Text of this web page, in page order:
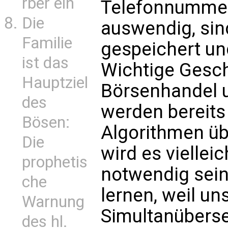
Die
Familie
ist das
Hauptziel
des
Bösen:
Die
prophetis
che
Warnung
des hl.
auswendig,
gespeichert
Wichtige
Börsenhandel
werden
Algorithmen
wird es
notwendig
lernen, weil